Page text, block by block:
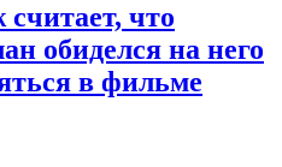
что
обиделся на него
в фильме